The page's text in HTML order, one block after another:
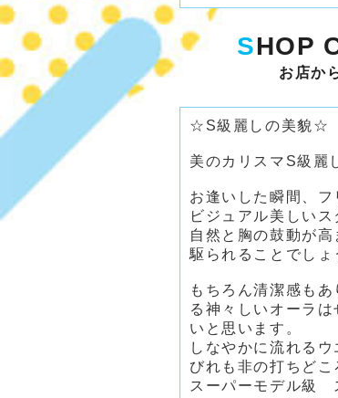
SHOP
お店か
☆S級麗しの美貌☆
美のカリスマS級麗
お逢いした瞬間、
ビジュアル美しいス
自然と胸の鼓動が
駆られることでし
もちろん清潔感も
る神々しいオーラ
いと思います。
しなやかに流れるウ
びれも非の打ちどこ
スーパーモデル級